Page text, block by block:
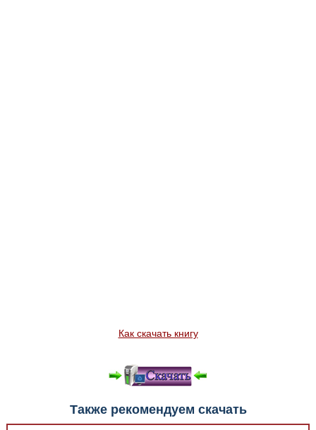
Как скачать книгу
Также рекомендуем скачать